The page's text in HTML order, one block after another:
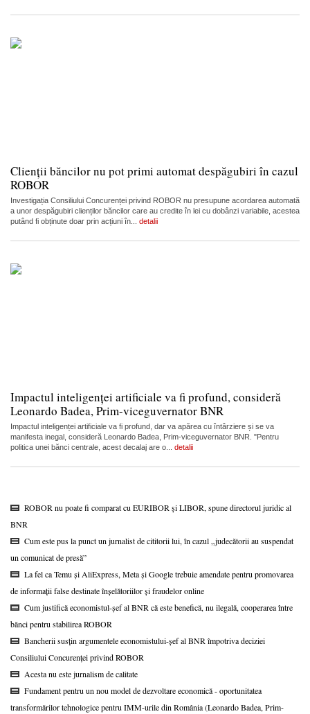
Clienții băncilor nu pot primi automat despăgubiri în cazul
ROBOR
Investigația Consiliului Concurenței privind ROBOR nu presupune acordarea automată
a unor despăgubiri clienților băncilor care au credite în lei cu dobânzi variabile, acestea
putând fi obținute doar prin acțiuni în... detalii
Impactul inteligenței artificiale va fi profund, consideră
Leonardo Badea, Prim-viceguvernator BNR
Impactul inteligenței artificiale va fi profund, dar va apărea cu întârziere și se va
manifesta inegal, consideră Leonardo Badea, Prim-viceguvernator BNR. "Pentru
politica unei bănci centrale, acest decalaj are o... detalii
ROBOR nu poate fi comparat cu EURIBOR și LIBOR, spune directorul juridic al
BNR
Cum este pus la punct un jurnalist de cititorii lui, în cazul „judecătorii au suspendat
un comunicat de presă”
La fel ca Temu și AliExpress, Meta și Google trebuie amendate pentru promovarea
de informații false destinate înșelătoriilor și fraudelor online
Cum justifică economistul-șef al BNR că este benefică, nu ilegală, cooperarea între
bănci pentru stabilirea ROBOR
Bancherii susțin argumentele economistului-șef al BNR împotriva deciziei
Consiliului Concurenței privind ROBOR
Acesta nu este jurnalism de calitate
Fundament pentru un nou model de dezvoltare economică - oportunitatea
transformărilor tehnologice pentru IMM-urile din România (Leonardo Badea, Prim-